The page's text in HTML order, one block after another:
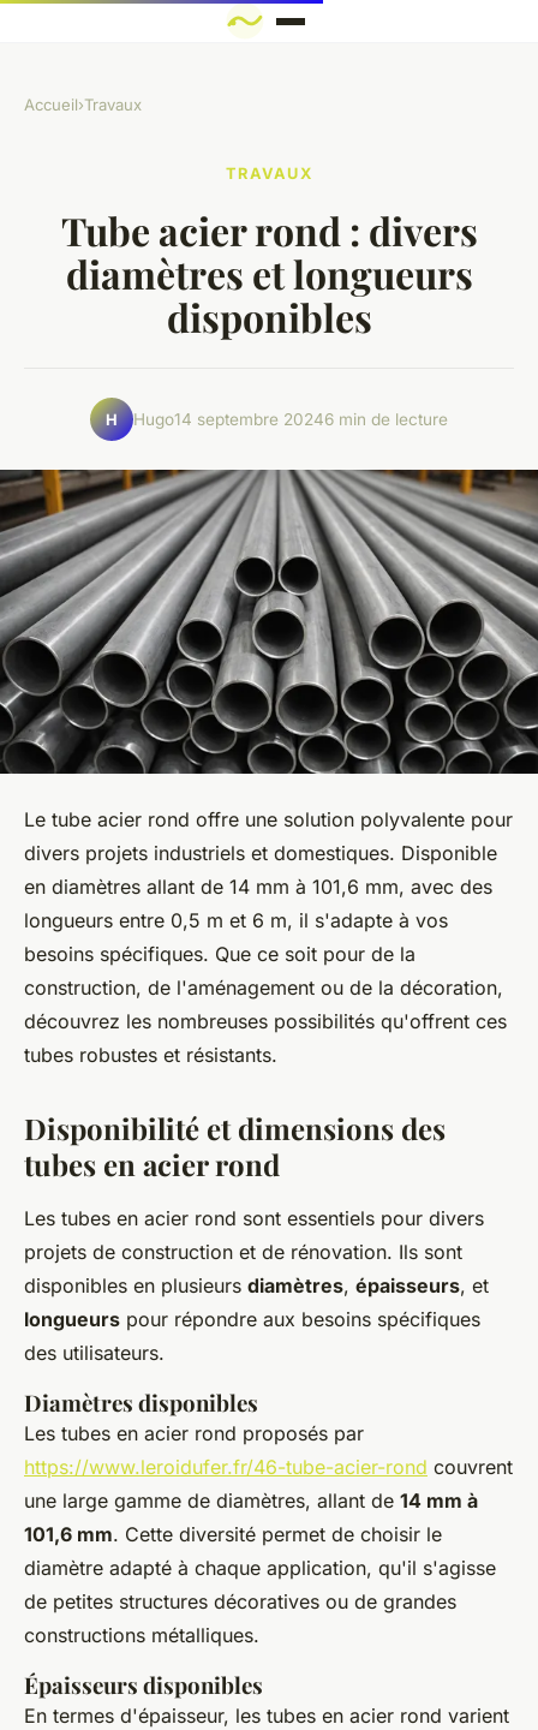
Accueil›Travaux
TRAVAUX
Tube acier rond : divers
diamètres et longueurs
disponibles
H Hugo14 septembre 20246 min de lecture
Le tube acier rond offre une solution polyvalente pour
divers projets industriels et domestiques. Disponible
en diamètres allant de 14 mm à 101,6 mm, avec des
longueurs entre 0,5 m et 6 m, il s'adapte à vos
besoins spécifiques. Que ce soit pour de la
construction, de l'aménagement ou de la décoration,
découvrez les nombreuses possibilités qu'offrent ces
tubes robustes et résistants.
Disponibilité et dimensions des
tubes en acier rond
Les tubes en acier rond sont essentiels pour divers
projets de construction et de rénovation. Ils sont
disponibles en plusieurs diamètres, épaisseurs, et
longueurs pour répondre aux besoins spécifiques
des utilisateurs.
Diamètres disponibles
Les tubes en acier rond proposés par
https://www.leroidufer.fr/46-tube-acier-rond couvrent
une large gamme de diamètres, allant de 14 mm à
101,6 mm. Cette diversité permet de choisir le
diamètre adapté à chaque application, qu'il s'agisse
de petites structures décoratives ou de grandes
constructions métalliques.
Épaisseurs disponibles
En termes d'épaisseur, les tubes en acier rond varient